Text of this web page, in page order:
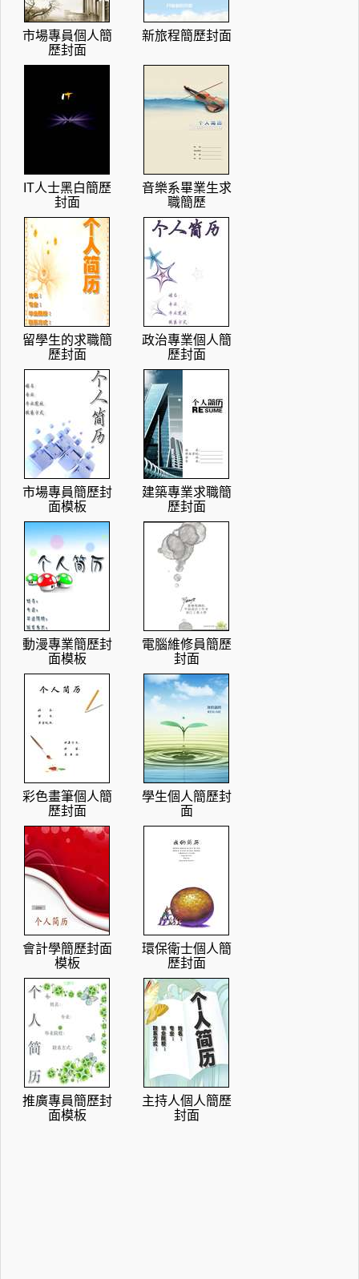
市場專員個人簡
歷封面
新旅程簡歷封面
IT人士黑白簡歷
封面
音樂系畢業生求
職簡歷
留學生的求職簡
歷封面
政治專業個人簡
歷封面
市場專員簡歷封
面模板
建築專業求職簡
歷封面
動漫專業簡歷封
面模板
電腦維修員簡歷
封面
彩色畫筆個人簡
歷封面
學生個人簡歷封
面
會計學簡歷封面
模板
環保衛士個人簡
歷封面
推廣專員簡歷封
面模板
主持人個人簡歷
封面